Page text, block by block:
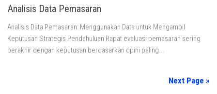
Analisis Data Pemasaran
Analisis Data Pemasaran: Menggunakan Data untuk Mengambil
Keputusan Strategis Pendahuluan Rapat evaluasi pemasaran sering
berakhir dengan keputusan berdasarkan opini paling...
Next Page »